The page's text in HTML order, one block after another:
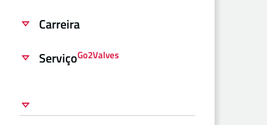
Carreira
ServiçoGo2Valves